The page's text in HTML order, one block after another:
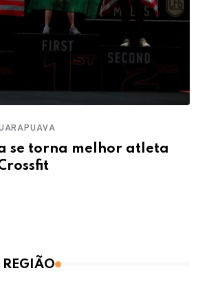
se torna melhor atleta
REGIÃO